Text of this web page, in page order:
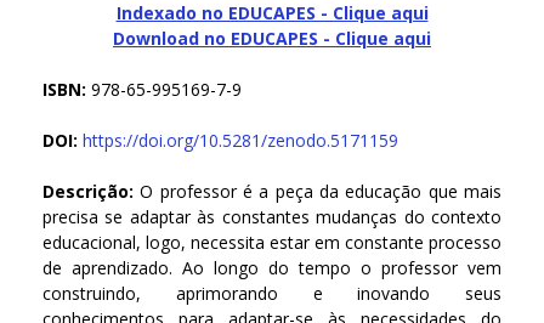
Indexado no EDUCAPES - Clique aqui
Download no EDUCAPES - Clique aqui
ISBN: 978-65-995169-7-9
DOI: https://doi.org/10.5281/zenodo.5171159
Descrição:O professor é a peça da educação que mais
precisa se adaptar às constantes mudanças do contexto
educacional, logo, necessita estar em constante processo
de aprendizado. Ao longo do tempo o professor vem
construindo, aprimorando e inovando seus